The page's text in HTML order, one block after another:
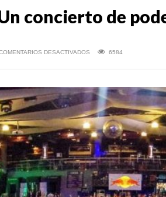
concierto de
DESACTIVADOS
CONCIERTO
PODER
Y
ENERGÍA
6584